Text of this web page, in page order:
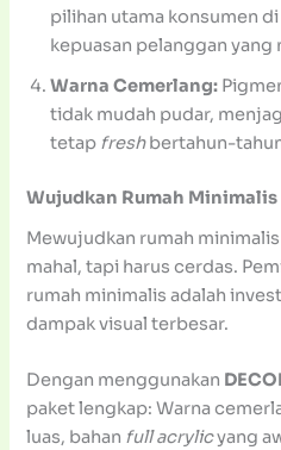
pilihan utama konsumen
kepuasan pelanggan yang
Warna Cemerlang:
tidak mudah pudar,
tetap freshbertahun-
Wujudkan Rumah
Mewujudkan rumah
mahal, tapi harus cerdas.
rumah minimalis adalah
dampak visual terbesar.
Dengan menggunakan
paket lengkap: Warna
luas, bahan full acrylicyang